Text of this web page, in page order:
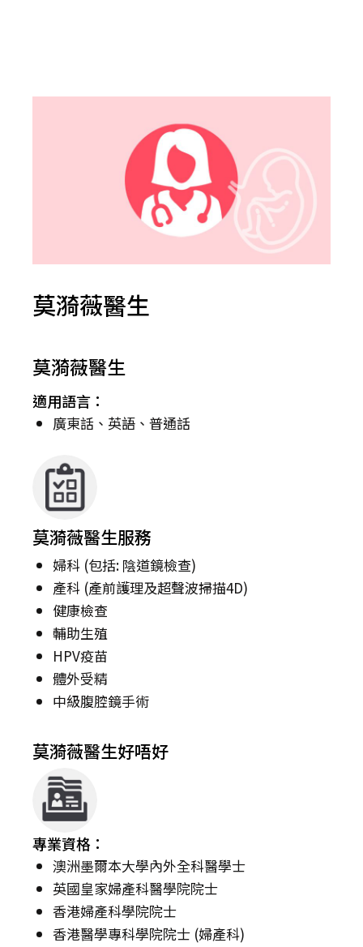
莫漪薇醫生
莫漪薇醫生
適用語言：
廣東話、英語、普通話
莫漪薇醫生服務
婦科 (包括: 陰道鏡檢查)
產科 (產前護理及超聲波掃描4D)
健康檢查
輔助生殖
HPV疫苗
體外受精
中級腹腔鏡手術
莫漪薇醫生好唔好
專業資格：
澳洲墨爾本大學內外全科醫學士
英國皇家婦產科醫學院院士
香港婦產科學院院士
香港醫學專科學院院士 (婦產科)